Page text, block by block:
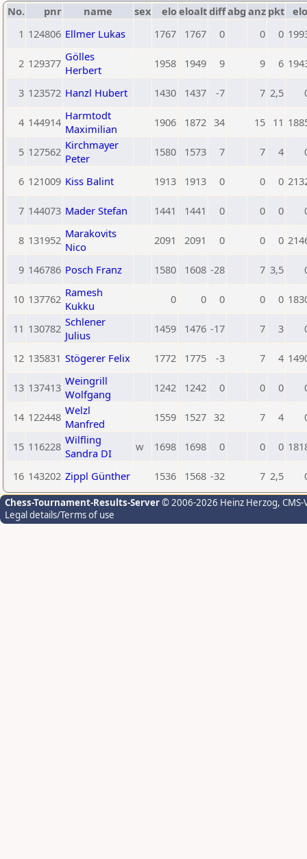
No. pnr name sex eloeloaltdiffabg anz pkt
1 124806 Ellmer Lukas 1767 1767 0 0 0
2 129377 Gölles
Herbert
1958 1949 9 9 6
3 123572 Hanzl Hubert 1430 1437 -7 7 2,5
4 144914 Harmtodt
Maximilian
1906 1872 34 15 11
5 127562 Kirchmayer
Peter
1580 1573 7 7 4
6 121009 Kiss Balint 1913 1913 0 0 0
7 144073 Mader Stefan 1441 1441 0 0 0
8 131952 Marakovits
Nico
2091 2091 0 0 0
9 146786 Posch Franz 1580 1608 -28 7 3,5
10 137762 Ramesh
Kukku
0 0 0 0 0
11 130782 Schlener
Julius
1459 1476 -17 7 3
12 135831 Stögerer Felix 1772 1775 -3 7 4
13 137413 Weingrill
Wolfgang
1242 1242 0 0 0
14 122448 Welzl
Manfred
1559 1527 32 7 4
15 116228 Wilfling
Sandra DI
w 1698 1698 0 0 0
16 143202 Zippl Günther 1536 1568 -32 7 2,5
Chess-Tournament-Results-Server© 2006-2026 Heinz Herzog,
Legal details/Terms of use